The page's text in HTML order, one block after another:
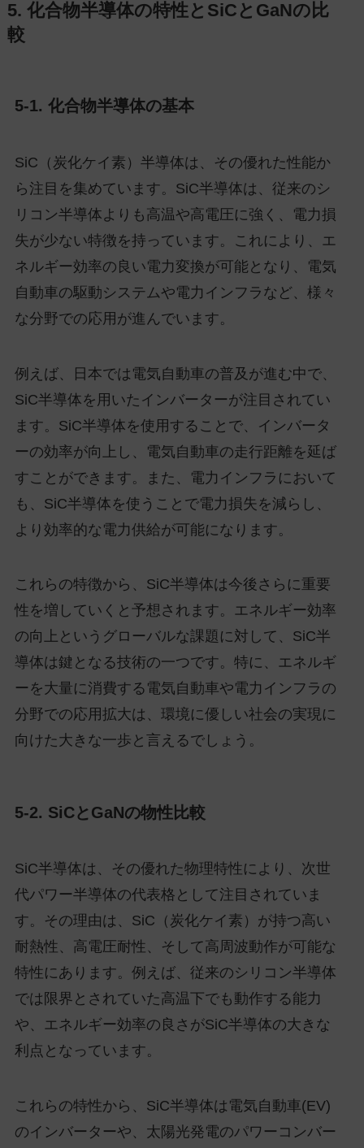
5. 化合物半導体の特性とSiCとGaNの比
較
5-1. 化合物半導体の基本
SiC（炭化ケイ素）半導体は、その優れた性能か
ら注目を集めています。SiC半導体は、従来のシ
リコン半導体よりも高温や高電圧に強く、電力損
失が少ない特徴を持っています。これにより、エ
ネルギー効率の良い電力変換が可能となり、電気
自動車の駆動システムや電力インフラなど、様々
な分野での応用が進んでいます。
例えば、日本では電気自動車の普及が進む中で、
SiC半導体を用いたインバーターが注目されてい
ます。SiC半導体を使用することで、インバータ
ーの効率が向上し、電気自動車の走行距離を延ば
すことができます。また、電力インフラにおいて
も、SiC半導体を使うことで電力損失を減らし、
より効率的な電力供給が可能になります。
これらの特徴から、SiC半導体は今後さらに重要
性を増していくと予想されます。エネルギー効率
の向上というグローバルな課題に対して、SiC半
導体は鍵となる技術の一つです。特に、エネルギ
ーを大量に消費する電気自動車や電力インフラの
分野での応用拡大は、環境に優しい社会の実現に
向けた大きな一歩と言えるでしょう。
5-2. SiCとGaNの物性比較
SiC半導体は、その優れた物理特性により、次世
代パワー半導体の代表格として注目されていま
す。その理由は、SiC（炭化ケイ素）が持つ高い
耐熱性、高電圧耐性、そして高周波動作が可能な
特性にあります。例えば、従来のシリコン半導体
では限界とされていた高温下でも動作する能力
や、エネルギー効率の良さがSiC半導体の大きな
利点となっています。
これらの特性から、SiC半導体は電気自動車(EV)
のインバーターや、太陽光発電のパワーコンバー